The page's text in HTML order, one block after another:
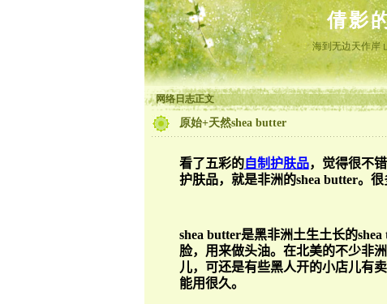
倩影
海到无边天作岸
网络日志正文
原始+天然shea butter
看了五彩的自制护肤品，觉得很不错
护肤品，就是非洲的shea butter。很
shea butter是黑非洲土生土长的shea
脸，用来做头油。在北美的不少非
儿，可还是有些黑人开的小店儿有
能用很久。